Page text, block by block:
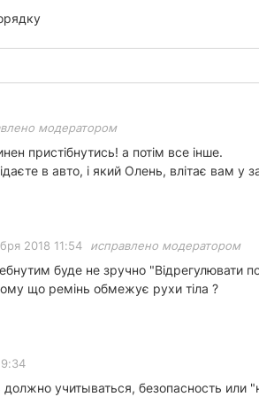
модератором
пристібнутись! а потім все інше.
в авто, і який Олень, влітає вам у
2018 11:54 исправлено модератором
буде не зручно "Відрегулювати
що ремінь обмежує рухи тіла ?
учитываться, безопасность или